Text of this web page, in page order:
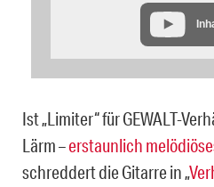
Ist „Limiter“ für GEWALT-
Lärm –erstaunlich
schreddert die Gitarre in „